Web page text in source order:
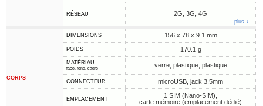
RÉSEAU 2G, 3G, 4G
plus ↓
CORPS
DIMENSIONS 156 x 78 x 9.1 mm
POIDS 170.1 g
MATÉRIAU
face, fond, cadre verre, plastique, plastique
CONNECTEUR microUSB, jack 3.5mm
EMPLACEMENT
1 SIM (Nano-SIM),
carte mémoire (emplacement dédié)